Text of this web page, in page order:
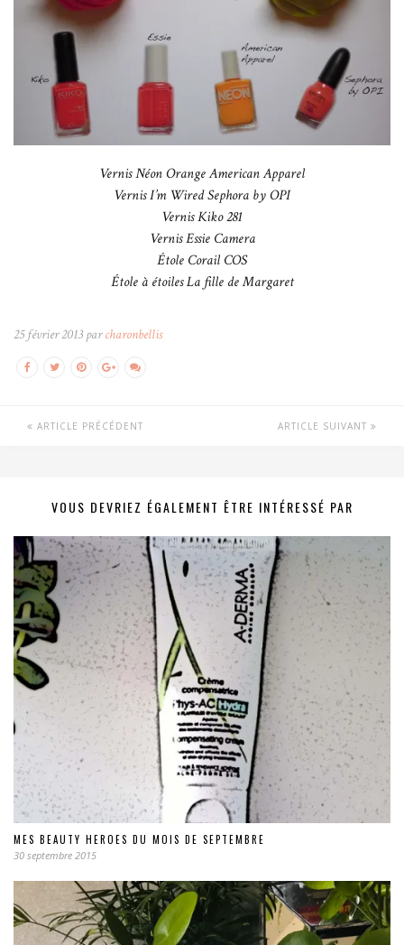
Vernis Néon Orange American Apparel
Vernis I’m Wired Sephora by OPI
Vernis Kiko 281
Vernis Essie Camera
Étole Corail COS
Étole à étoiles La fille de Margaret
25 février 2013 parcharonbellis
ARTICLE PRÉCÉDENT ARTICLE SUIVANT
VOUS DEVRIEZ ÉGALEMENT ÊTRE INTÉRESSÉ PAR
MES BEAUTY HEROES DU MOIS DE SEPTEMBRE
30 septembre 2015